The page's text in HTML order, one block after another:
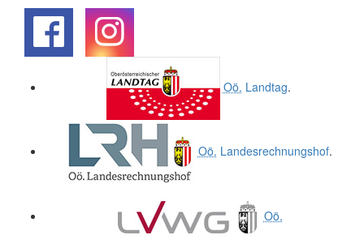
Oö. Landtag.
Oö. Landesrechnungshof.
Oö.